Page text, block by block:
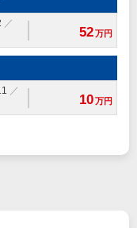
52万円
10万円